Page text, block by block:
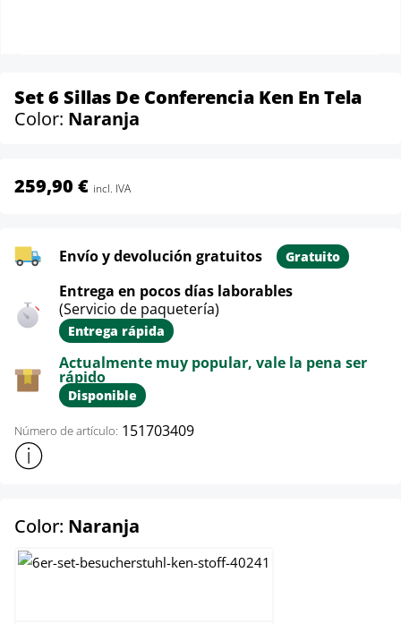
Set 6 Sillas De Conferencia Ken En Tela
Color: Naranja
259,90 € incl. IVA
Envío y devolución gratuitos Gratuito
Entrega en pocos días laborables
(Servicio de paquetería)
Entrega rápida
Actualmente muy popular, vale la pena ser
rápido
Disponible
Número de artículo: 151703409
Mostrar más información sobre el producto
Color: Naranja